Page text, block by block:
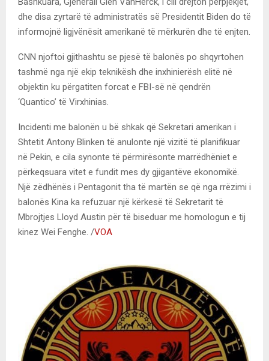
dhe disa zyrtarë të administratës së Presidentit Biden do të
informojnë ligjvënësit amerikanë të mërkurën dhe të enjten.
CNN njoftoi gjithashtu se pjesë të balonës po shqyrtohen
tashmë nga një ekip teknikësh dhe inxhinierësh elitë në
objektin ku përgatiten forcat e FBI-së në qendrën
‘Quantico’ të Virxhinias.
Incidenti me balonën u bë shkak që Sekretari amerikan i
Shtetit Antony Blinken të anulonte një vizitë të planifikuar
në Pekin, e cila synonte të përmirësonte marrëdhëniet e
përkeqsuara vitet e fundit mes dy gjigantëve ekonomikë.
Një zëdhënës i Pentagonit tha të martën se që nga rrëzimi i
balonës Kina ka refuzuar një kërkesë të Sekretarit të
Mbrojtjes Lloyd Austin për të biseduar me homologun e tij
kinez Wei Fenghe. /VOA